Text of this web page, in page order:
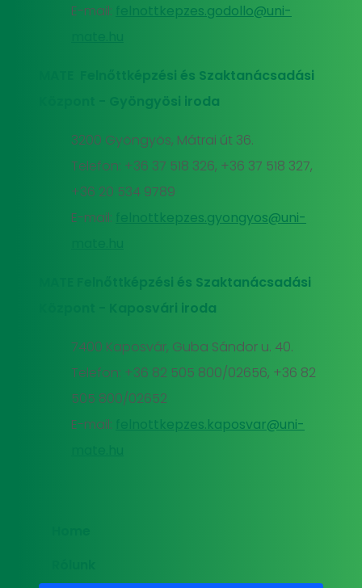
E-mail:
felnottkepzes.godollo@uni-
MATE Felnőttképzési és Szaktanácsadási
Központ - Gyöngyösi iroda
3200 Gyöngyös, Mátrai út 36.
Telefon: +36 37 518 326, +36 37 518 327,
+36 20 534 9789
E-mail:
felnottkepzes.gyongyos@uni-
MATE Felnőttképzési és Szaktanácsadási
Központ - Kaposvári iroda
7400 Kaposvár, Guba Sándor u. 40.
Telefon: +36 82 505 800/02656, +36 82
505 800/02652
E-mail:
felnottkepzes.kaposvar@uni-